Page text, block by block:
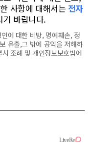
사항에 대해서는 전자
기 바랍니다.
에 대한 비방, 명예훼손, 정
유출,그 밖에 공익을 저해하
조례 및 개인정보보호법에